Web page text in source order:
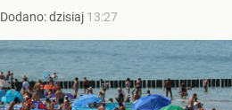
Dodano:dzisiaj 13:27